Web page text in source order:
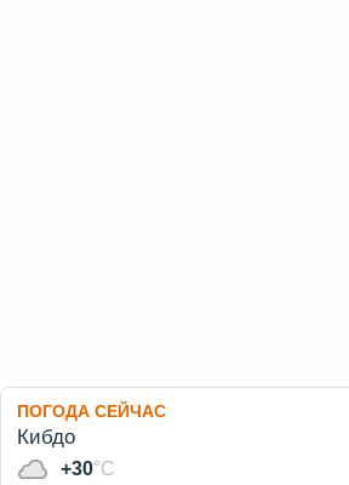
ПОГОДА СЕЙЧАС
Кибдо
+30°C